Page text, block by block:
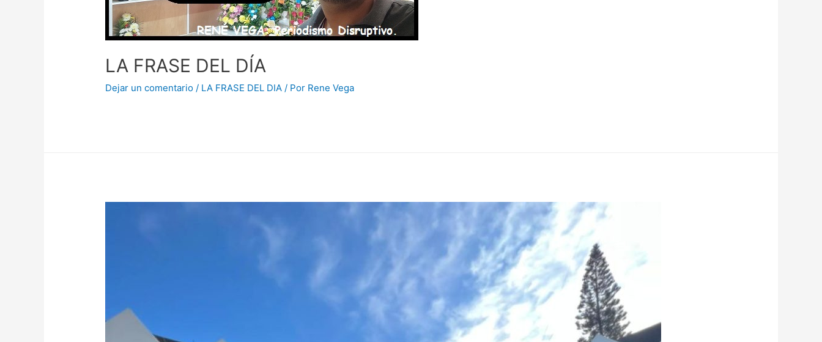
LA FRASE DEL DÍA
Dejar un comentario / LA FRASE DEL DIA / Por Rene Vega